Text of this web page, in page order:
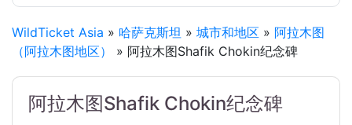
WildTicket Asia » 哈萨克斯坦 » 城市和地区 » 阿拉木图
（阿拉木图地区）
» 阿拉木图Shafik Chokin纪念碑
阿拉木图Shafik Chokin纪念碑